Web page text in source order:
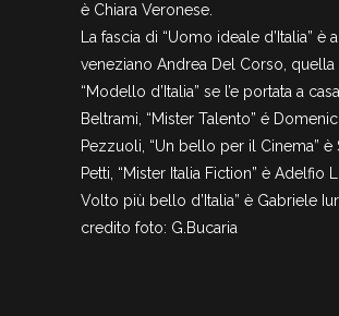
è Chiara Veronese.
La fascia di “Uomo ideale d’Italia” è
veneziano Andrea Del Corso, quella
“Modello d’Italia” se l’e portata a
Beltrami, “Mister Talento” é
Pezzuoli, “Un bello per il Cinema” è
Petti, “Mister Italia Fiction” è Adelfio
Volto più bello d’Italia” è Gabriele
credito foto: G.Bucaria